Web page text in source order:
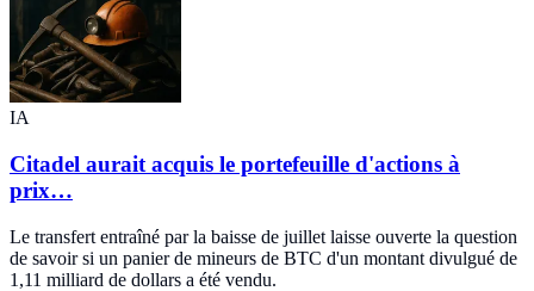
IA
Citadel aurait acquis le portefeuille d'actions à
prix…
Le transfert entraîné par la baisse de juillet laisse ouverte la question
de savoir si un panier de mineurs de BTC d'un montant divulgué de
1,11 milliard de dollars a été vendu.